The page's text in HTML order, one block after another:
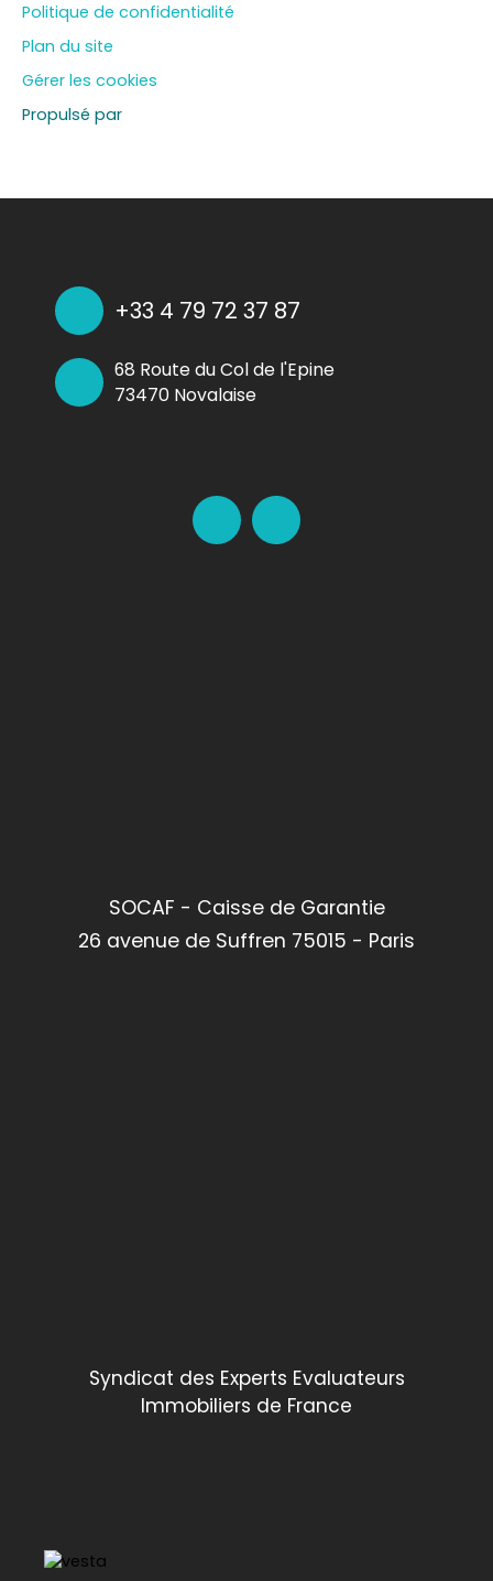
Politique de confidentialité
Plan du site
Gérer les cookies
Propulsé par
+33 4 79 72 37 87
68 Route du Col de l'Epine
73470 Novalaise
SOCAF - Caisse de Garantie
26 avenue de Suffren 75015 - Paris
Syndicat des Experts Evaluateurs
Immobiliers de France